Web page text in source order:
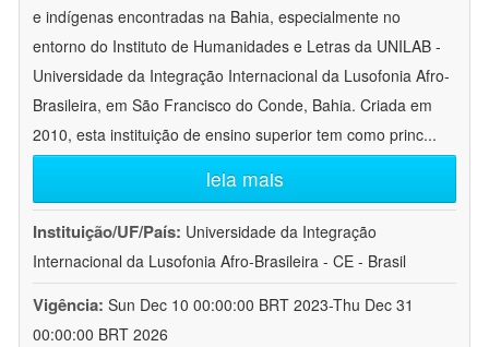
e indígenas encontradas na Bahia, especialmente no
entorno do Instituto de Humanidades e Letras da UNILAB -
Universidade da Integração Internacional da Lusofonia Afro-
Brasileira, em São Francisco do Conde, Bahia. Criada em
2010, esta instituição de ensino superior tem como princ...
leia mais
Instituição/UF/País: Universidade da Integração
Internacional da Lusofonia Afro-Brasileira - CE - Brasil
Vigência: Sun Dec 10 00:00:00 BRT 2023-Thu Dec 31
00:00:00 BRT 2026